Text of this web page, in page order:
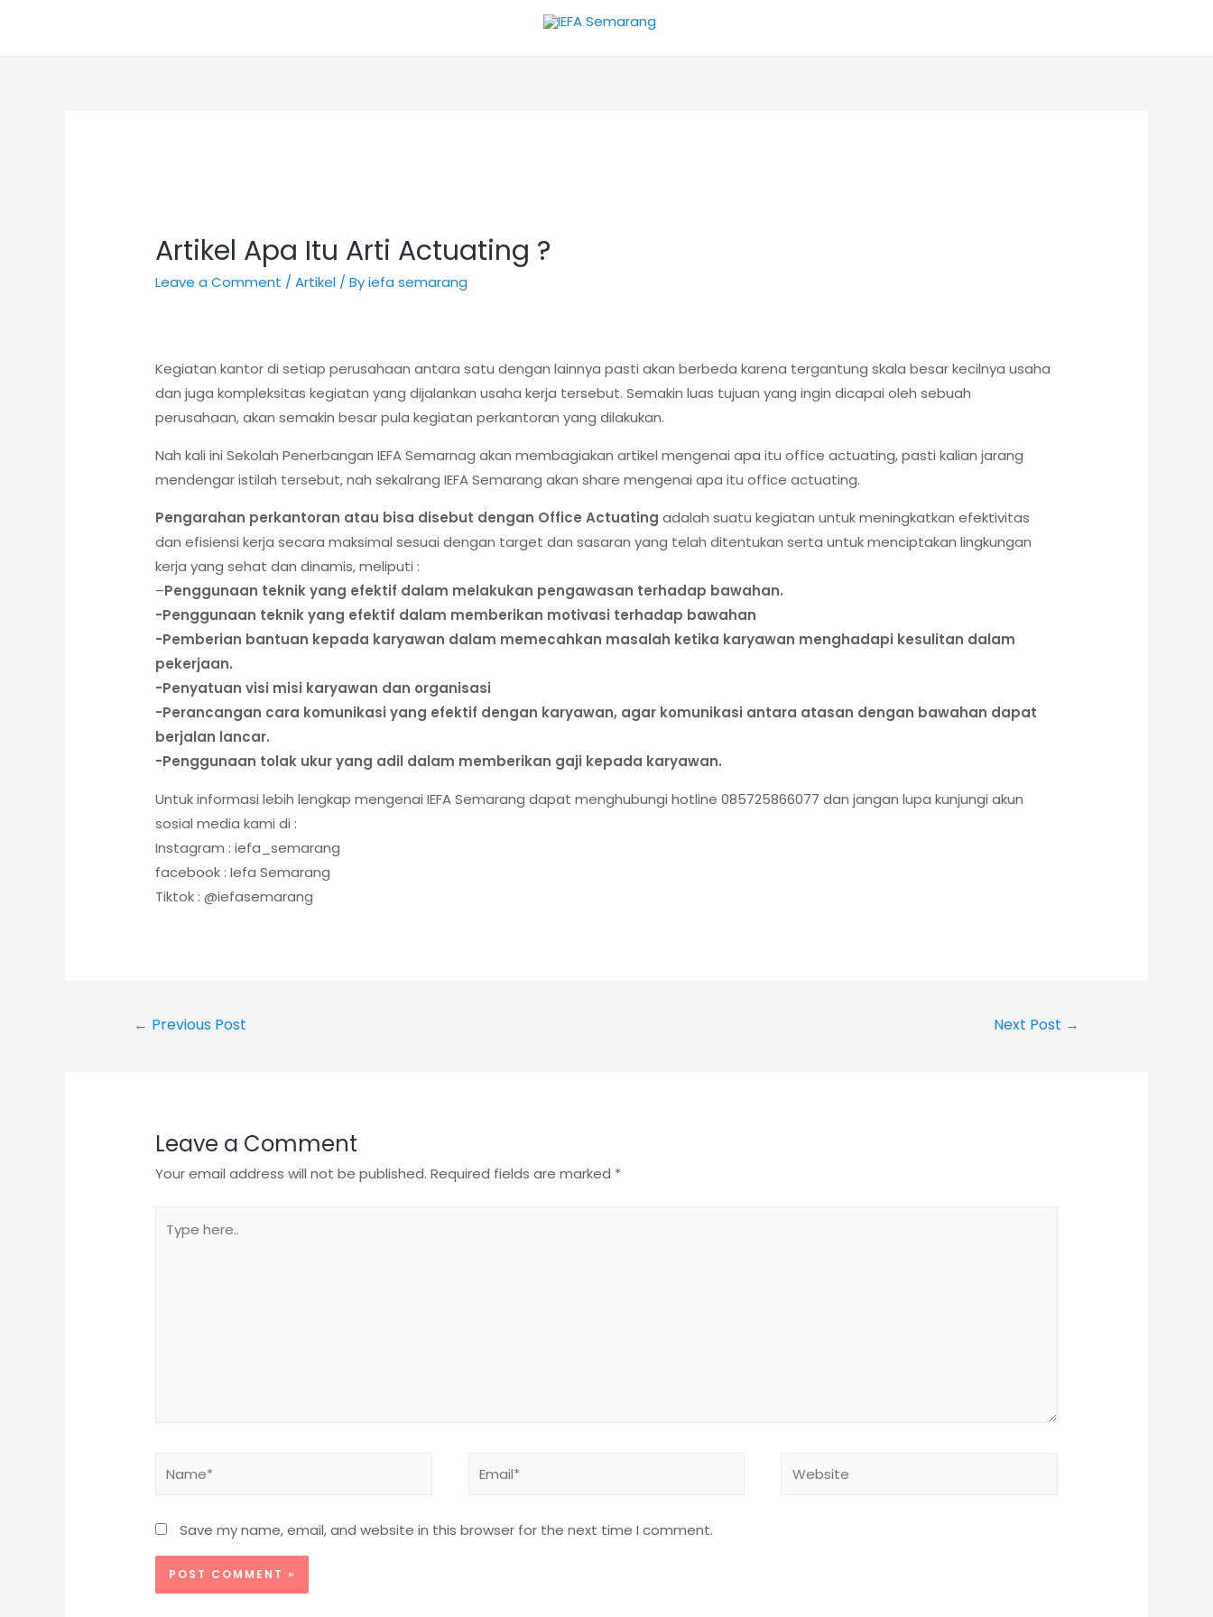
Artikel Apa Itu Arti Actuating ?
Leave a Comment /Artikel / Byiefa semarang
Kegiatan kantor di setiap perusahaan antara satu dengan lainnya pasti akan berbeda karena tergantung skala besar kecilnya usaha
dan juga kompleksitas kegiatan yang dijalankan usaha kerja tersebut. Semakin luas tujuan yang ingin dicapai oleh sebuah
perusahaan, akan semakin besar pula kegiatan perkantoran yang dilakukan.
Nah kali ini Sekolah Penerbangan IEFA Semarnag akan membagiakan artikel mengenai apa itu office actuating, pasti kalian jarang
mendengar istilah tersebut, nah sekalrang IEFA Semarang akan share mengenai apa itu office actuating.
Pengarahan perkantoran atau bisa disebut dengan Office Actuating adalah suatu kegiatan untuk meningkatkan efektivitas
dan efisiensi kerja secara maksimal sesuai dengan target dan sasaran yang telah ditentukan serta untuk menciptakan lingkungan
kerja yang sehat dan dinamis, meliputi :
–Penggunaan teknik yang efektif dalam melakukan pengawasan terhadap bawahan.
-Penggunaan teknik yang efektif dalam memberikan motivasi terhadap bawahan
-Pemberian bantuan kepada karyawan dalam memecahkan masalah ketika karyawan menghadapi kesulitan dalam
pekerjaan.
-Penyatuan visi misi karyawan dan organisasi
-Perancangan cara komunikasi yang efektif dengan karyawan, agar komunikasi antara atasan dengan bawahan dapat
berjalan lancar.
-Penggunaan tolak ukur yang adil dalam memberikan gaji kepada karyawan.
Untuk informasi lebih lengkap mengenai IEFA Semarang dapat menghubungi hotline 085725866077 dan jangan lupa kunjungi akun
sosial media kami di :
Instagram : iefa_semarang
facebook : Iefa Semarang
Tiktok : @iefasemarang
← Previous Post Next Post →
Leave a Comment
Your email address will not be published. Required fields are marked *
Save my name, email, and website in this browser for the next time I comment.